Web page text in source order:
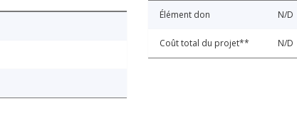
Élément don N/D
Coût total du projet** N/D